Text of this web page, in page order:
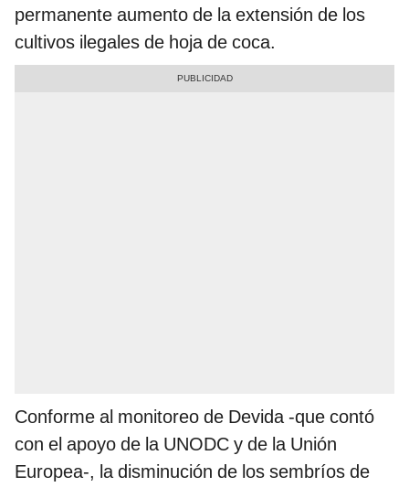
permanente aumento de la extensión de los
cultivos ilegales de hoja de coca.
Conforme al monitoreo de Devida -que contó
con el apoyo de la UNODC y de la Unión
Europea-, la disminución de los sembríos de